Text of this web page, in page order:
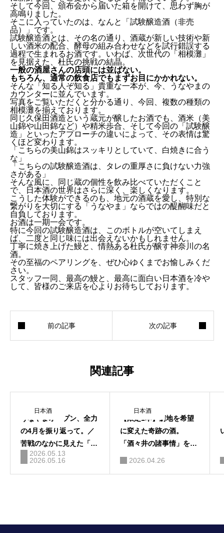
テイクアウト注文
お知らせ
アクセス
テイクアウト
そして今回、頒布会から届いた箱を開けて、思わず胸が
高鳴りました。
そこに入っていたのは、なんと「試験醸造酒（非売
品）」です。
試験醸造酒とは、その名の通り、酒蔵が新しい技術や新
しい酒米の配合、酵母の組み合わせなどを試行錯誤する
過程で生まれるお酒です。いわば、次世代の「相模灘」
を見据えた、杜氏の挑戦の結晶。
一般の酒屋さんの店頭には並ばない。
もちろん、通常の飲食店でもまずお目にかかれない。
そんな「知る人ぞ知る」貴重な一本が、今、うなやまの
カウンターに並んでいます。
写真をご覧いただくと分かる通り、今回、複数の種類の
相模灘を揃えております。
同じ久保田酒造という蔵元が醸したお酒でも、酒米（美
山錦や山田錦など）や精米歩合、そして今回の「試験醸
造」といったアプローチの違いによって、その表情は驚
くほど変わります。
「こちらの美山錦はスッキリとしていて、白焼きに合う
な」
「こちらの試験醸造酒は、タレの重厚さに負けない力強
さがある」
そんな風に、同じ蔵の個性を飲み比べていただくこと
で、日本酒の世界はさらに深く、楽しくなります。
こうした体験ができるのも、地元の酒蔵を愛し、特別な
繋がりを大切にする「うなやま」ならではの醍醐味だと
自負しております。
お酒は一期一会です。
特に今回の試験醸造酒は、このボトルが空いてしまえ
ば、二度と同じ味には出会えないかもしれません。
丁寧に焼き上げた鰻と、情熱ある杜氏が醸す神奈川の名
酒。
その至福のペアリングを、ぜひ心ゆくまでお愉しみくだ
さい。
スタッフ一同、最高の鰻と、最高に面白い日本酒を冷や
して、皆様のご来店を心よりお待ちしております。
関連記事
日本酒
うなやまオープン、全力
の4月を振り返って。／
苦戦のなかに見えた「確
かな手応え」
2026.05.13
2026.05.16
日本酒
【限定1本】窮地を希望
に変えた奇跡の酒。
「酒々井の諸事情」を仕
入れました。
2026.04.26